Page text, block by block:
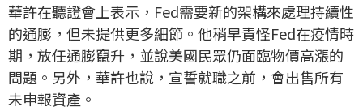
華許在聽證會上表示，Fed需要新的架構來處理持續性
的通膨，但未提供更多細節。他稍早責怪Fed在疫情時
期，放任通膨竄升，並說美國民眾仍面臨物價高漲的
問題。另外，華許也說，宣誓就職之前，會出售所有
未申報資產。